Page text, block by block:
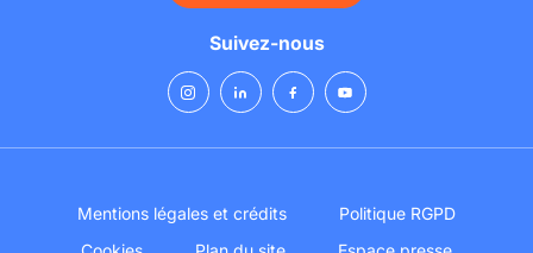
Suivez-nous
Mentions légales et crédits
Politique RGPD